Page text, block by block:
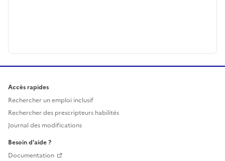
Accès rapides
Rechercher un emploi inclusif
Rechercher des prescripteurs habilités
Journal des modifications
Besoin d'aide ?
Documentation